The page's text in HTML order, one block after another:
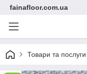
fainafloor.com.ua
Товари та послуги